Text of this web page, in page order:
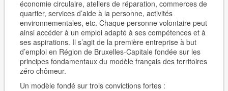
économie circulaire, ateliers de réparation, commerces de
quartier, services d’aide à la personne, activités
environnementales, etc. Chaque personne volontaire peut
ainsi accéder à un emploi adapté à ses compétences et à
ses aspirations. Il s’agit de la première entreprise à but
d’emploi en Région de Bruxelles-Capitale fondée sur les
principes fondamentaux du modèle français des territoires
zéro chômeur.
Un modèle fondé sur trois convictions fortes :